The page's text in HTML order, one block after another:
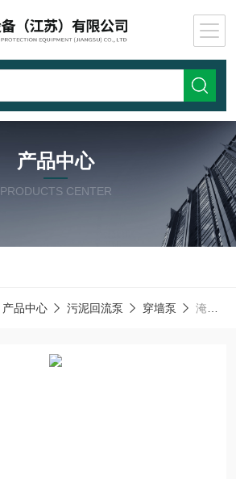
产品中心
PRODUCTS CENTER
产品中心 污泥回流泵 穿墙泵 淹没式循环回流泵QJB-W22